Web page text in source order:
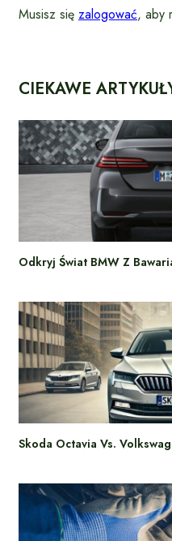
Musisz się zalogować, aby
CIEKAWE
Odkryj Świat BMW Z
Skoda Octavia Vs.